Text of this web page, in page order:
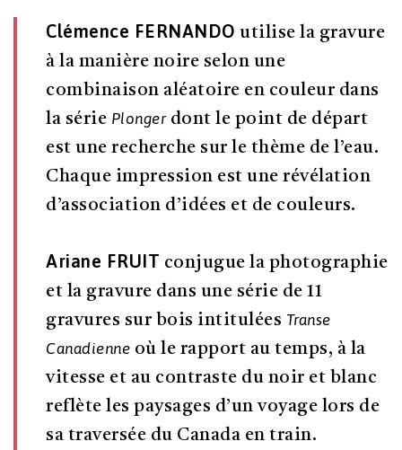
Clémence FERNANDO utilise la gravure
à la manière noire selon une
combinaison aléatoire en couleur dans
la série Plongerdont le point de départ
est une recherche sur le thème de l’eau.
Chaque impression est une révélation
d’association d’idées et de couleurs.
Ariane FRUIT conjugue la photographie
et la gravure dans une série de 11
gravures sur bois intitulées Transe
Canadienne où le rapport au temps, à la
vitesse et au contraste du noir et blanc
reflète les paysages d’un voyage lors de
sa traversée du Canada en train.